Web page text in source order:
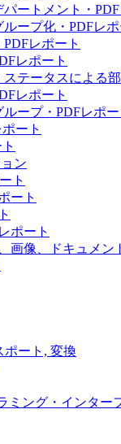
ートメント・PDF
ープ化・PDFレポ
レポート
レポート
テータスによる
レポート
ープ・PDFレポー
ート
ン
ト
ート
ポート
画像、ドキュメン
ポート, 変換
ミング・インター